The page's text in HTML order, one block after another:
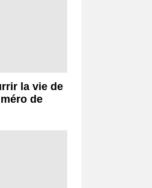
la vie de
de